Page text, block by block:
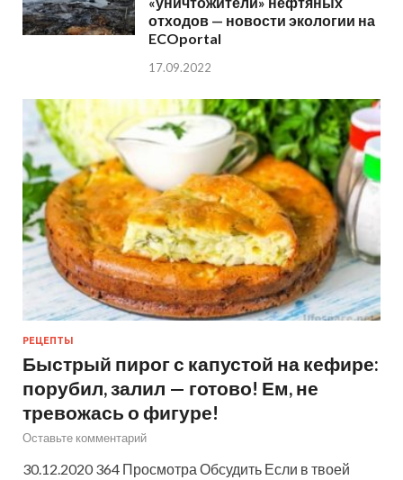
отходов — новости экологии на
ECOportal
17.09.2022
РЕЦЕПТЫ
Быстрый пирог с капустой на кефире:
порубил, залил — готово! Ем, не
тревожась о фигуре!
Оставьте комментарий
30.12.2020 364 Просмотра Обсудить Если в твоей